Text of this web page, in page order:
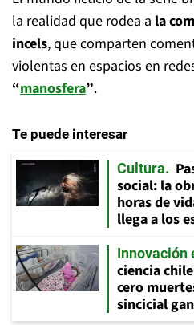
la realidad que rodea a la
incels, que comparten
violentas en espacios en
“manosfera”.
Te puede interesar
Cultura
social: la
horas de
llega a los
Innovación
ciencia
cero
sincicial